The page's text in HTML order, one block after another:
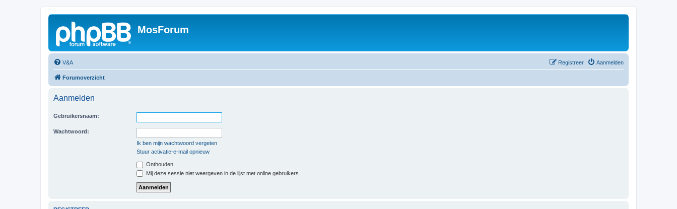
MosForum
V&A Aanmelden
Registreer
Forumoverzicht
Aanmelden
Gebruikersnaam:
Wachtwoord:
Ik ben mijn wachtwoord vergeten
Stuur activatie-e-mail opnieuw
Onthouden
Mij deze sessie niet weergeven in de lijst met online gebruikers